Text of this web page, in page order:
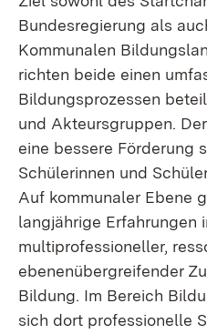
Bundesregierung als
Kommunalen
richten beide einen
Bildungsprozessen
und Akteursgruppen.
eine bessere Förderung
Schülerinnen und
Auf kommunaler Ebene
langjährige Erfahrungen
multiprofessioneller,
ebenenübergreifender
Bildung. Im Bereich
sich dort professionelle